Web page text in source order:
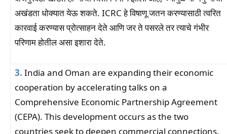
अखंडता धोक्यात येऊ शकते. ICRC हे विषाणू जतन करण्यासाठी त्वरित
कारवाई करण्यास प्रोत्साहन देते आणि जर ते पसरले तर त्याचे गंभीर
परिणाम होतील असा इशारा देते.
3. India and Oman are expanding their economic
cooperation by accelerating talks on a
Comprehensive Economic Partnership Agreement
(CEPA). This development occurs as the two
countries seek to deepen commercial connections.